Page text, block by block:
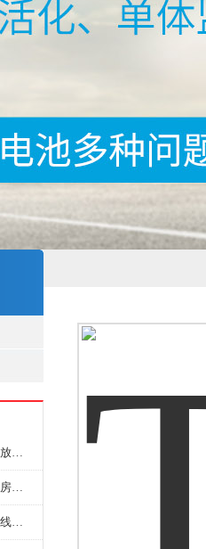
蓄电池整组充放电活化仪充不满、放不完怎么办？
蓄电池充放检一体机适用场景，机房基站变电站铅酸蓄电池维护检测应用
蓄电池充放检一体机数据采集、曲线分析与电池健康状态智能评估功能详解